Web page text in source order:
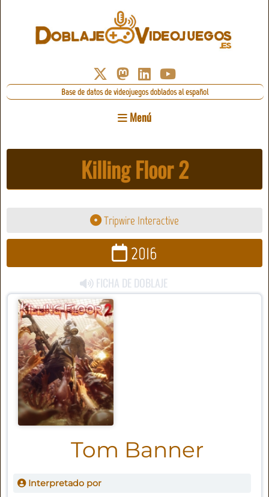
Base de datos de videojuegos doblados al español
Menú
Killing Floor 2
Tripwire Interactive
2016
FICHA DE DOBLAJE
Tom Banner
Interpretado por